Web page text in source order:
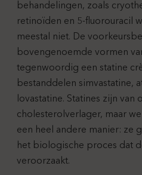
behandelingen, zoals
retinoïden en 5-fluorouracil
meestal niet. De
bovengenoemde vormen
tegenwoordig een statine
bestanddelen simvastatine,
lovastatine. Statines zijn van
cholesterolverlager, maar
een heel andere manier: ze
het biologische proces dat
veroorzaakt.